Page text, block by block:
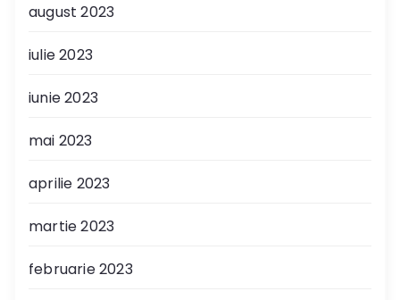
august 2023
iulie 2023
iunie 2023
mai 2023
aprilie 2023
martie 2023
februarie 2023